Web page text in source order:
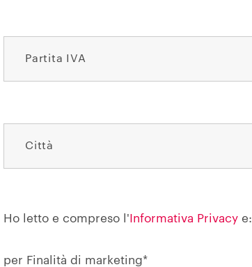
Ho letto e compreso l' Informativa Privacy e:
per Finalità di marketing*